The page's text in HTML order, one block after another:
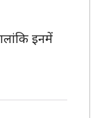
इनमें